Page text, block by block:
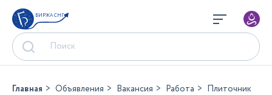
БИРЖА СНГ
Главная Объявления Вакансия Работа Плиточник